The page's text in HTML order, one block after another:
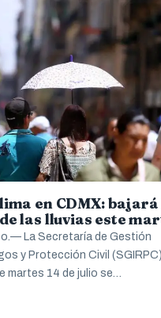
en CDMX: bajará
las lluvias este
La Secretaría de Gestión
y Protección Civil (SGIRPC)
martes 14 de julio se…